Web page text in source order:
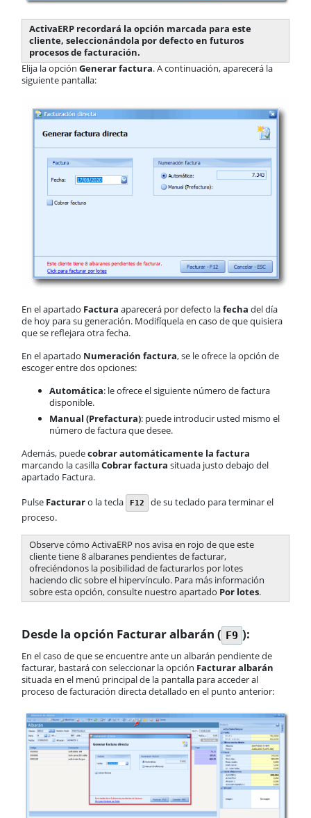
Prioridad de aplicación de
descuentos
Prioridad de aplicación de tarifas
Precios especiales
U.D.S.
Vendedores
Reservas
Transportistas
Operarios
Borrar documentos
Documentos recientes
Producción
AnyWhere
Órdenes de trabajo
Comunes
ActivaConnect
Business Intelligence
Funcionalidades comunes
Soporte
ActivaERP recordará la opción marcada para este
cliente, seleccionándola por defecto en futuros
procesos de facturación.
Elija la opción Generar factura. A continuación, aparecerá la
siguiente pantalla:
En el apartado Factura aparecerá por defecto lafecha del día
de hoy para su generación. Modifíquela en caso de que quisiera
que se reflejara otra fecha.
En el apartado Numeración factura, se le ofrece la opción de
escoger entre dos opciones:
Automática: le ofrece el siguiente número de factura
disponible.
Manual (Prefactura): puede introducir usted mismo el
número de factura que desee.
Además, puedecobrar automáticamente la factura
marcando la casillaCobrar factura situada justo debajo del
apartado Factura.
Pulse Facturaro la tecla F12
de su teclado para terminar el
proceso.
Observe cómo ActivaERP nos avisa en rojo de que este
cliente tiene 8 albaranes pendientes de facturar,
ofreciéndonos la posibilidad de facturarlos por lotes
haciendo clic sobre el hipervínculo. Para más información
sobre esta opción, consulte nuestro apartado Por lotes.
Desde la opción Facturar albarán ( F9 ):
En el caso de que se encuentre ante un albarán pendiente de
facturar, bastará con seleccionar la opción Facturar albarán
situada en el menú principal de la pantalla para acceder al
proceso de facturación directa detallado en el punto anterior: